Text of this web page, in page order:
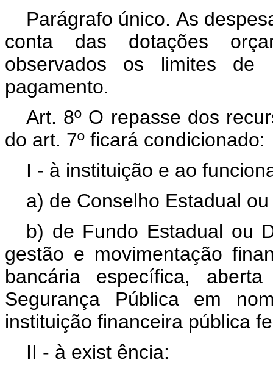
Parágrafo único. As
conta das dotações
observados os limites de
pagamento.
Art. 8º O repasse dos
do art. 7º ficará condicionado:
I - à instituição e ao
a) de Conselho Estadual
b) de Fundo Estadual ou
gestão e movimentação
bancária específica,
Segurança Pública em
instituição financeira pública
II - à exist ência: